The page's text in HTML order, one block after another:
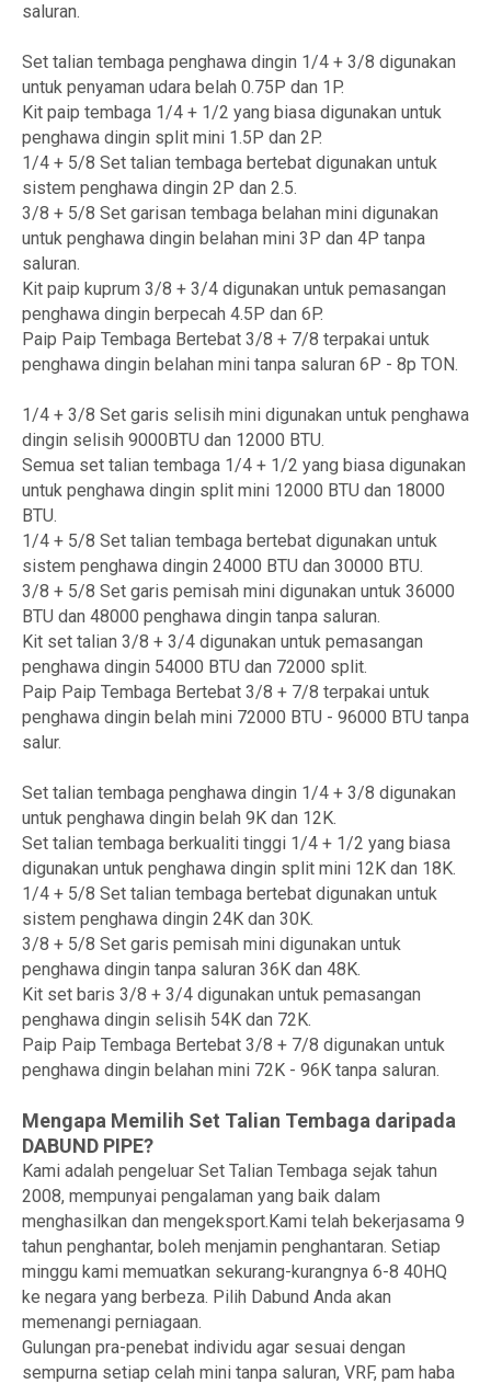
saluran.
Set talian tembaga penghawa dingin 1/4 + 3/8 digunakan
untuk penyaman udara belah 0.75P dan 1P.
Kit paip tembaga 1/4 + 1/2 yang biasa digunakan untuk
penghawa dingin split mini 1.5P dan 2P.
1/4 + 5/8 Set talian tembaga bertebat digunakan untuk
sistem penghawa dingin 2P dan 2.5.
3/8 + 5/8 Set garisan tembaga belahan mini digunakan
untuk penghawa dingin belahan mini 3P dan 4P tanpa
saluran.
Kit paip kuprum 3/8 + 3/4 digunakan untuk pemasangan
penghawa dingin berpecah 4.5P dan 6P.
Paip Paip Tembaga Bertebat 3/8 + 7/8 terpakai untuk
penghawa dingin belahan mini tanpa saluran 6P - 8p TON.
1/4 + 3/8 Set garis selisih mini digunakan untuk penghawa
dingin selisih 9000BTU dan 12000 BTU.
Semua set talian tembaga 1/4 + 1/2 yang biasa digunakan
untuk penghawa dingin split mini 12000 BTU dan 18000
BTU.
1/4 + 5/8 Set talian tembaga bertebat digunakan untuk
sistem penghawa dingin 24000 BTU dan 30000 BTU.
3/8 + 5/8 Set garis pemisah mini digunakan untuk 36000
BTU dan 48000 penghawa dingin tanpa saluran.
Kit set talian 3/8 + 3/4 digunakan untuk pemasangan
penghawa dingin 54000 BTU dan 72000 split.
Paip Paip Tembaga Bertebat 3/8 + 7/8 terpakai untuk
penghawa dingin belah mini 72000 BTU - 96000 BTU tanpa
salur.
Set talian tembaga penghawa dingin 1/4 + 3/8 digunakan
untuk penghawa dingin belah 9K dan 12K.
Set talian tembaga berkualiti tinggi 1/4 + 1/2 yang biasa
digunakan untuk penghawa dingin split mini 12K dan 18K.
1/4 + 5/8 Set talian tembaga bertebat digunakan untuk
sistem penghawa dingin 24K dan 30K.
3/8 + 5/8 Set garis pemisah mini digunakan untuk
penghawa dingin tanpa saluran 36K dan 48K.
Kit set baris 3/8 + 3/4 digunakan untuk pemasangan
penghawa dingin selisih 54K dan 72K.
Paip Paip Tembaga Bertebat 3/8 + 7/8 digunakan untuk
penghawa dingin belahan mini 72K - 96K tanpa saluran.
Mengapa Memilih Set Talian Tembaga daripada
DABUND PIPE?
Kami adalah pengeluar Set Talian Tembaga sejak tahun
2008, mempunyai pengalaman yang baik dalam
menghasilkan dan mengeksport.Kami telah bekerjasama 9
tahun penghantar, boleh menjamin penghantaran. Setiap
minggu kami memuatkan sekurang-kurangnya 6-8 40HQ
ke negara yang berbeza. Pilih Dabund Anda akan
memenangi perniagaan.
Gulungan pra-penebat individu agar sesuai dengan
sempurna setiap celah mini tanpa saluran, VRF, pam haba